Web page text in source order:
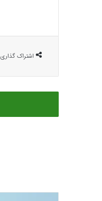
اشتراک گذاری